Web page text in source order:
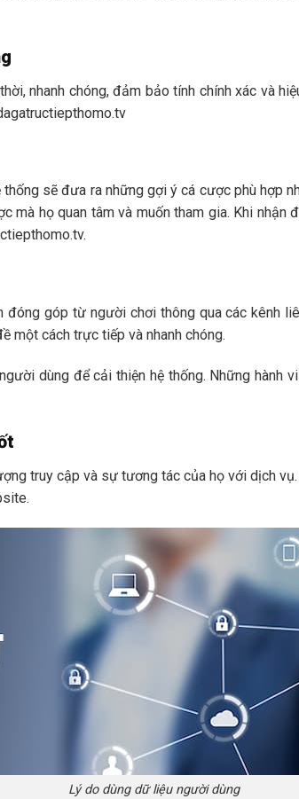
nhanh chóng, đảm bảo tính chính xác và
thống sẽ đưa ra những gợi ý cá cược phù hợp
họ quan tâm và muốn tham gia. Khi
góp từ người chơi thông qua các kênh
một cách trực tiếp và nhanh chóng.
dùng để cải thiện hệ thống. Những hành
truy cập và sự tương tác của họ với dịch
Lý do dùng dữ liệu người dùng